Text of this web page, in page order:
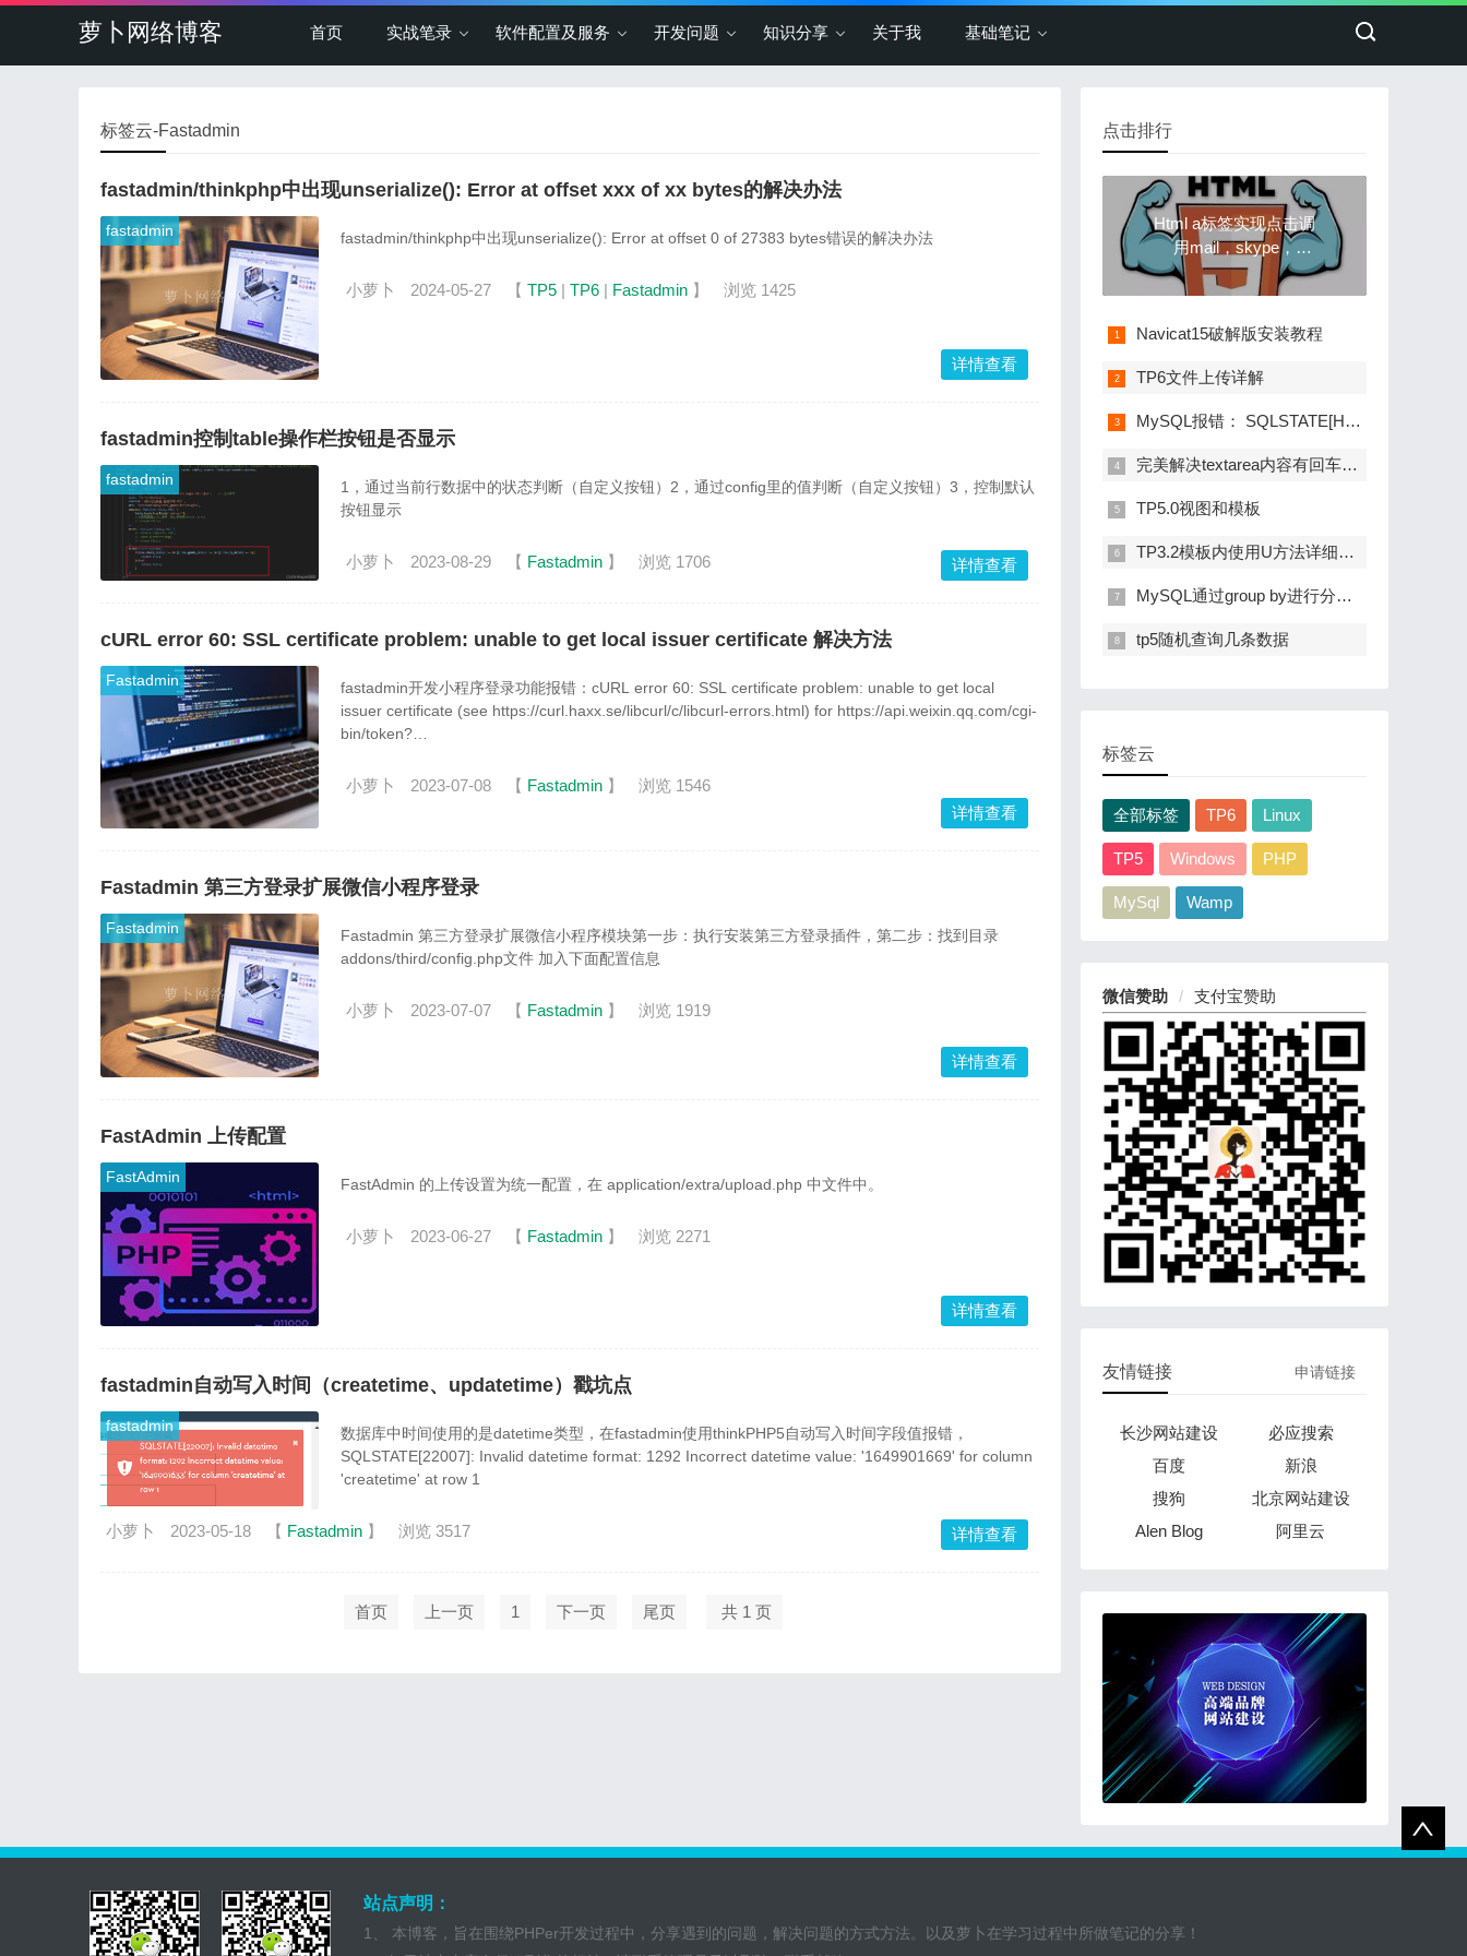
萝卜网络博客 首页 实战笔录 软件配置及服务 开发问题 知识分享 关于我 基础笔记
标签云-Fastadmin
fastadmin/thinkphp中出现unserialize(): Error at offset xxx of xx bytes的解决办法
fastadmin fastadmin/thinkphp中出现unserialize(): Error at offset 0 of 27383 bytes错误的解决办法
小萝卜 2024-05-27 【 TP5| TP6| Fastadmin】 浏览 1425
详情查看
fastadmin控制table操作栏按钮是否显示
fastadmin
1，通过当前行数据中的状态判断（自定义按钮）2，通过config里的值判断（自定义按钮）3，控制默认
按钮显示
小萝卜 2023-08-29 【 Fastadmin】 浏览 1706 详情查看
cURL error 60: SSL certificate problem: unable to get local issuer certificate 解决方法
Fastadmin
fastadmin开发小程序登录功能报错：cURL error 60: SSL certificate problem: unable to get local
issuer certificate (see https://curl.haxx.se/libcurl/c/libcurl-errors.html) for https://api.weixin.qq.com/cgi-
bin/token?
小萝卜 2023-07-08 【 Fastadmin】
浏览 1546
详情查看
Fastadmin 第三方登录扩展微信小程序登录
Fastadmin
Fastadmin 第三方登录扩展微信小程序模块第一步：执行安装第三方登录插件，第二步：找到目录
addons/third/config.php文件 加入下面配置信息
小萝卜 2023-07-07 【 Fastadmin】 浏览 1919
详情查看
FastAdmin 上传配置
FastAdmin FastAdmin 的上传设置为统一配置，在 application/extra/upload.php 中文件中。
小萝卜 2023-06-27 【 Fastadmin】 浏览 2271
详情查看
fastadmin自动写入时间（createtime、updatetime）戳坑点
fastadmin
数据库中时间使用的是datetime类型，在fastadmin使用thinkPHP5自动写入时间字段值报错，
SQLSTATE[22007]: Invalid datetime format: 1292 Incorrect datetime value: '1649901669' for column
'createtime' at row 1
小萝卜 2023-05-18 【 Fastadmin 】 浏览 3517 详情查看
首页 上一页 1 下一页 尾页 共 1 页
点击排行
Html a标签实现点击调
用mail，skype，
whatsapp，qq等应用进
行聊天，拨号，发送邮
Navicat15破解版安装教程
TP6文件上传详解
MySQL报错： SQLSTATE[HY000]: General error: 1030 Got error 28 from storage engine解决办法
完美解决textarea内容有回车或者换行时前台显示不正常的问题!
TP5.0视图和模板
TP3.2模板内使用U方法详细介绍
MySQL通过group by进行分组后查询每组第n条记录和每组前n条记录
tp5随机查询几条数据
标签云
全部标签 TP6 Linux
TP5 Windows PHP
MySql Wamp
微信赞助 支付宝赞助
申请链接
友情链接
长沙网站建设
必应搜索
百度
新浪
搜狗
北京网站建设
Alen Blog
阿里云
站点声明：
1、 本博客，旨在围绕PHPer开发过程中，分享遇到的问题，解决问题的方式方法。以及萝卜在学习过程中所做笔记的分享！